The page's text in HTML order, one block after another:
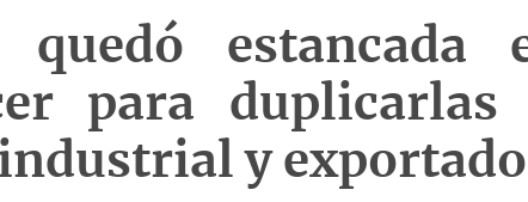
quedó estancada
para
y